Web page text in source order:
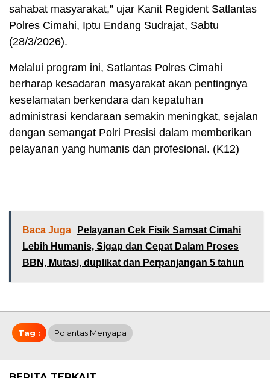
sahabat masyarakat,” ujar Kanit Regident Satlantas
Polres Cimahi, Iptu Endang Sudrajat, Sabtu
(28/3/2026).
Melalui program ini, Satlantas Polres Cimahi
berharap kesadaran masyarakat akan pentingnya
keselamatan berkendara dan kepatuhan
administrasi kendaraan semakin meningkat, sejalan
dengan semangat Polri Presisi dalam memberikan
pelayanan yang humanis dan profesional. (K12)
Baca Juga
Pelayanan Cek Fisik Samsat Cimahi
Lebih Humanis, Sigap dan Cepat Dalam Proses
BBN, Mutasi, duplikat dan Perpanjangan 5 tahun
Tag : Polantas Menyapa